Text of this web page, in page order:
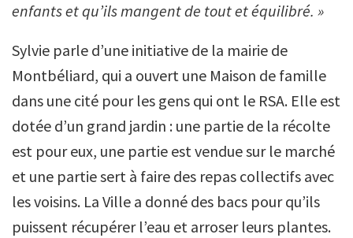
enfants et qu’ils mangent de tout et équilibré. »
Sylvie parle d’une initiative de la mairie de
Montbéliard, qui a ouvert une Maison de famille
dans une cité pour les gens qui ont le RSA. Elle est
dotée d’un grand jardin : une partie de la récolte
est pour eux, une partie est vendue sur le marché
et une partie sert à faire des repas collectifs avec
les voisins. La Ville a donné des bacs pour qu’ils
puissent récupérer l’eau et arroser leurs plantes.